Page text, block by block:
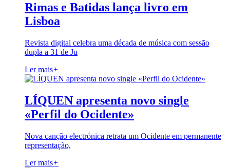
Rimas e Batidas lança livro em
Lisboa
Revista digital celebra uma década de música com sessão
dupla a 31 de Ju
Ler mais+
LÍQUEN apresenta novo single
«Perfil do Ocidente»
Nova canção electrónica retrata um Ocidente em permanente
representação,
Ler mais+